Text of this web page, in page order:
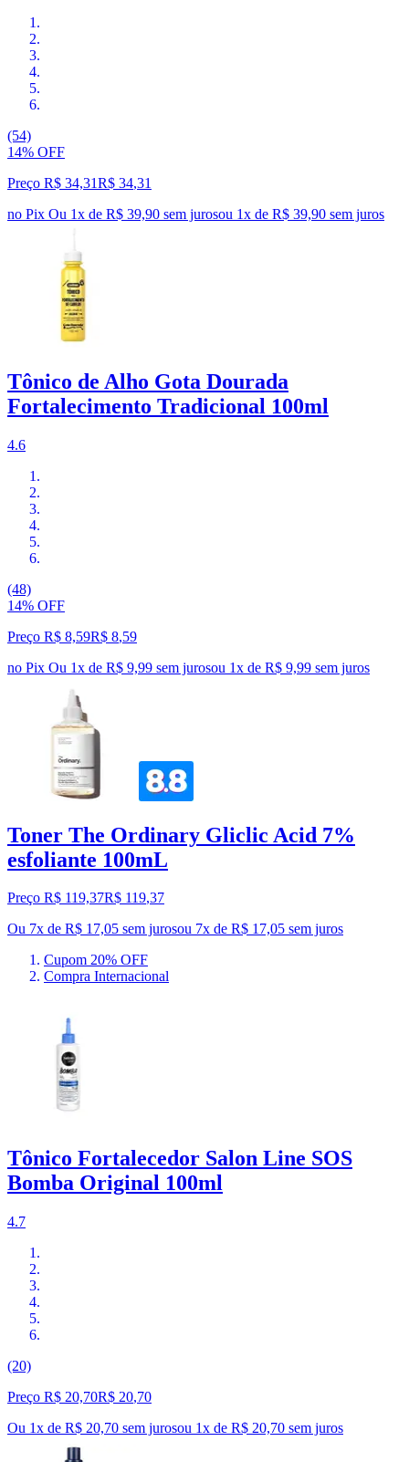
(54)
14% OFF
Preço R$ 34,31R$ 34,31
no Pix Ou 1x de R$ 39,90 sem jurosou 1x de R$ 39,90 sem juros
Tônico de Alho Gota Dourada
Fortalecimento Tradicional 100ml
4.6
(48)
14% OFF
Preço R$ 8,59R$ 8,59
no Pix Ou 1x de R$ 9,99 sem jurosou 1x de R$ 9,99 sem juros
Toner The Ordinary Gliclic Acid 7%
esfoliante 100mL
Preço R$ 119,37R$ 119,37
Ou 7x de R$ 17,05 sem jurosou 7x de R$ 17,05 sem juros
Cupom 20% OFF
Compra Internacional
Tônico Fortalecedor Salon Line SOS
Bomba Original 100ml
4.7
(20)
Preço R$ 20,70R$ 20,70
Ou 1x de R$ 20,70 sem jurosou 1x de R$ 20,70 sem juros